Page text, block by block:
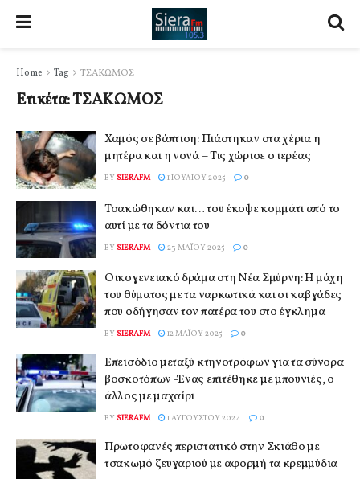
Home Tag ΤΣΑΚΩΜΟΣ
Ετικέτα:ΤΣΑΚΩΜΟΣ
Χαμός σε βάπτιση: Πιάστηκαν στα χέρια η
μητέρα και η νονά – Τις χώρισε ο ιερέας
BY SIERAFM 1 ΙΟΥΛΊΟΥ 2025 0
Τσακώθηκαν και… του έκοψε κομμάτι από το
αυτί με τα δόντια του
BY SIERAFM 23 ΜΑΪ́ΟΥ 2025 0
Οικογενειακό δράμα στη Νέα Σμύρνη: Η μάχη
του θύματος με τα ναρκωτικά και οι καβγάδες
που οδήγησαν τον πατέρα του στο έγκλημα
BY SIERAFM 12 ΜΑΪ́ΟΥ 2025 0
Επεισόδιο μεταξύ κτηνοτρόφων για τα σύνορα
βοσκοτόπων -Ένας επιτέθηκε με μπουνιές, ο
άλλος με μαχαίρι
BY SIERAFM 1 ΑΥΓΟΎΣΤΟΥ 2024 0
Πρωτοφανές περιστατικό στην Σκιάθο με
τσακωμό ζευγαριού με αφορμή τα κρεμμύδια